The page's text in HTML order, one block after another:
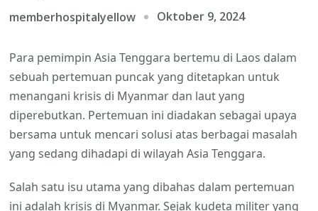
memberhospitalyellow Oktober 9, 2024
Para pemimpin Asia Tenggara bertemu di Laos dalam
sebuah pertemuan puncak yang ditetapkan untuk
menangani krisis di Myanmar dan laut yang
diperebutkan. Pertemuan ini diadakan sebagai upaya
bersama untuk mencari solusi atas berbagai masalah
yang sedang dihadapi di wilayah Asia Tenggara.
Salah satu isu utama yang dibahas dalam pertemuan
ini adalah krisis di Myanmar. Sejak kudeta militer yang